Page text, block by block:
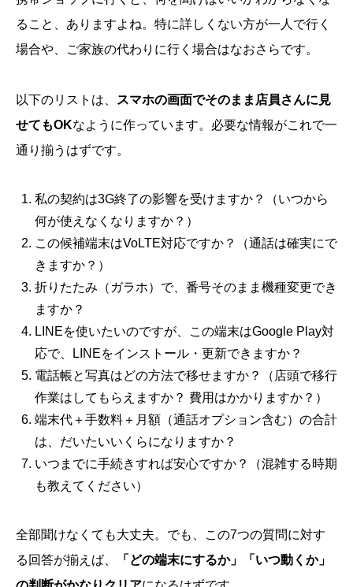
ること、ありますよね。特に詳しくない方が一人で行く
場合や、ご家族の代わりに行く場合はなおさらです。
以下のリストは、
スマホの画面でそのまま店員さんに見
せてもOKなように作っています。必要な情報がこれで一
通り揃うはずです。
私の契約は3G終了の影響を受けますか？（いつから
何が使えなくなりますか？）
この候補端末はVoLTE対応ですか？（通話は確実にで
きますか？）
折りたたみ（ガラホ）で、番号そのまま機種変更でき
ますか？
LINEを使いたいのですが、この端末はGoogle Play対
応で、LINEをインストール・更新できますか？
電話帳と写真はどの方法で移せますか？（店頭で移行
作業はしてもらえますか？ 費用はかかりますか？）
端末代＋手数料＋月額（通話オプション含む）の合計
は、だいたいいくらになりますか？
いつまでに手続きすれば安心ですか？（混雑する時期
も教えてください）
全部聞けなくても大丈夫。でも、この7つの質問に対す
る回答が揃えば、
「どの端末にするか」「いつ動くか」